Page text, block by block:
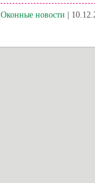
Оконные новости |